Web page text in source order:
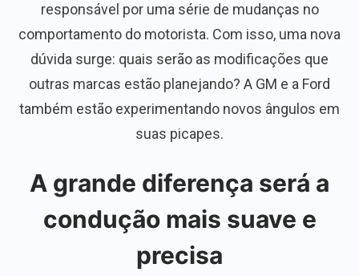
responsável por uma série de mudanças no
comportamento do motorista. Com isso, uma nova
dúvida surge: quais serão as modificações que
outras marcas estão planejando? A GM e a Ford
também estão experimentando novos ângulos em
suas picapes.
A grande diferença será a
condução mais suave e
precisa